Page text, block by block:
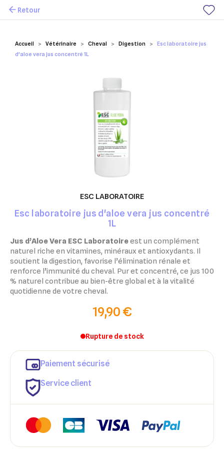
Mes favoris
Accueil Vétérinaire Cheval Digestion
Esc laboratoire jus
d'aloe vera jus concentré 1L
Retour
ESC LABORATOIRE
Esc laboratoire jus d'aloe vera jus concentré
1L
Jus d’Aloe Vera ESC Laboratoireest un complément
naturel riche en vitamines, minéraux et antioxydants. Il
soutient la digestion, favorise l’élimination rénale et
renforce l’immunité du cheval. Pur et concentré, ce jus 100
% naturel contribue au bien-être global et à la vitalité
quotidienne de votre cheval.
19,90 €
Rupture de stock
Paiement sécurisé
Service client